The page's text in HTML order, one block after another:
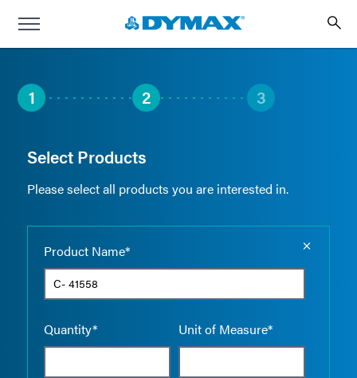
1 2 3
Select Products
Please select all products you are interested in.
Product Name*
Quantity* Unit of Measure*